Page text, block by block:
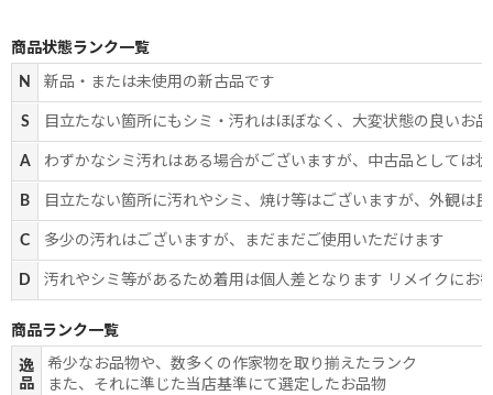
商品状態ランク一覧
N 新品・または未使用の新古品です
S 目立たない箇所にもシミ・汚れはほぼなく、大変状態の良いお
A わずかなシミ汚れはある場合がございますが、中古品としては
B 目立たない箇所に汚れやシミ、焼け等はございますが、外観は
C 多少の汚れはございますが、まだまだご使用いただけます
D 汚れやシミ等があるため着用は個人差となります リメイクにお
商品ランク一覧
逸
品
希少なお品物や、数多くの作家物を取り揃えたランク
また、それに準じた当店基準にて選定したお品物